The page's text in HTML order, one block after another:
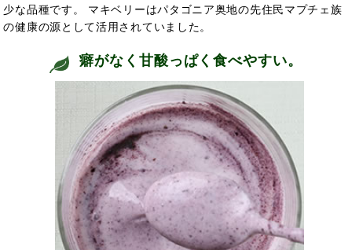
少な品種です。 マキベリーはパタゴニア奥地の先住民マプチェ族
の健康の源として活用されていました。
癖がなく甘酸っぱく食べやすい。